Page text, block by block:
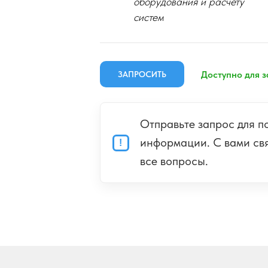
систем
ЗАПРОСИТЬ